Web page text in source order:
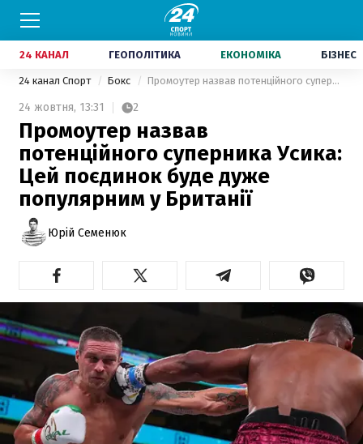
24 КАНАЛ ГЕОПОЛІТИКА ЕКОНОМІКА БІЗНЕС
24 канал Спорт Бокс Промоутер назвав потенційного суперника Усика: Цей поєдинок буде дуже популярним у Британії
24 жовтня, 13:31 2
Промоутер назвав
потенційного суперника Усика:
Цей поєдинок буде дуже
популярним у Британії
Юрій Семенюк